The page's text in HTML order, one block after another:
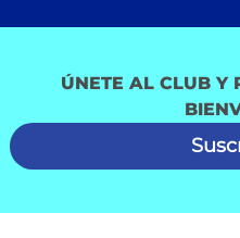
ÚNETE AL CLUB Y